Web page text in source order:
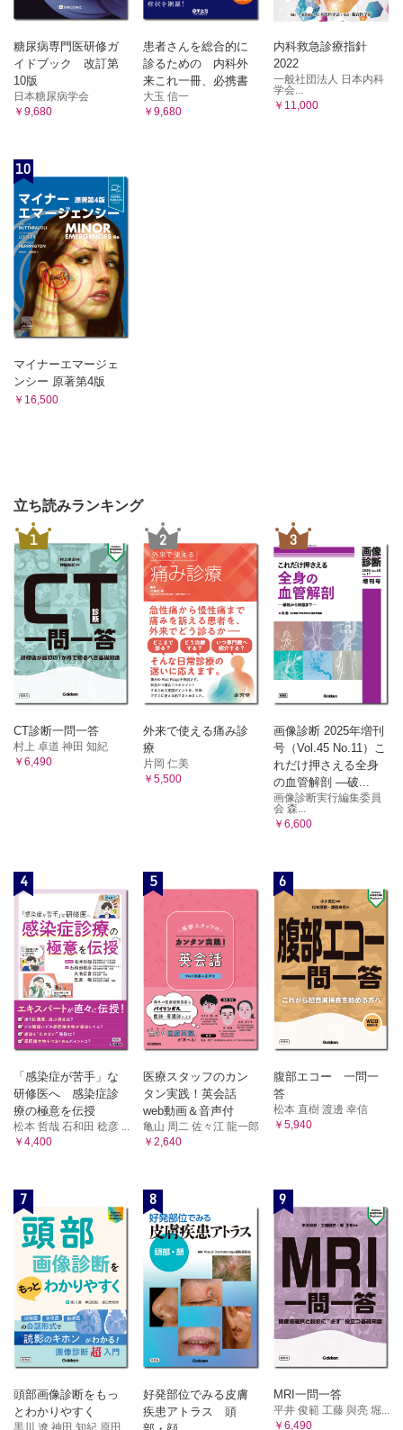
糖尿病専門医研修ガ
イドブック 改訂第
10版
日本糖尿病学会
￥9,680
患者さんを総合的に
診るための 内科外
来これ一冊、必携書
大玉 信一
￥9,680
内科救急診療指針
2022
一般社団法人 日本内科
学会...
￥11,000
10
マイナーエマージェ
ンシー 原著第4版
￥16,500
立ち読みランキング
1
CT診断一問一答
村上 卓道 神田 知紀
￥6,490
2
外来で使える痛み診
療
片岡 仁美
￥5,500
3
画像診断 2025年増刊
号（Vol.45 No.11）こ
れだけ押さえる全身
の血管解剖 ―破...
画像診断実行編集委員
会 森...
￥6,600
4
「感染症が苦手」な
研修医へ 感染症診
療の極意を伝授
松本 哲哉 石和田 稔彦 ...
￥4,400
5
医療スタッフのカン
タン実践！英会話
web動画＆音声付
亀山 周二 佐々江 龍一郎
￥2,640
6
腹部エコー 一問一
答
松本 直樹 渡邊 幸信
￥5,940
7
頭部画像診断をもっ
とわかりやすく
黒川 遼 神田 知紀 原田...
8
好発部位でみる皮膚
疾患アトラス 頭
9
MRI一問一答
平井 俊範 工藤 與亮 堀...
￥6,490